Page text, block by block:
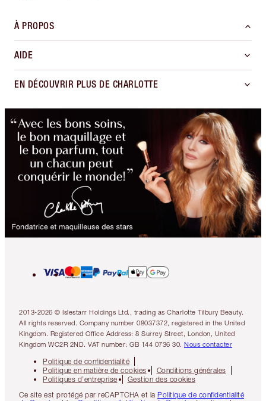
À PROPOS
AIDE
EN DÉCOUVRIR PLUS DE CHARLOTTE
2013-2026 © Islestarr Holdings Ltd., trading as Charlotte Tilbury Beauty.
All rights reserved. Company number 08037372, registered in the United
Kingdom. Registered Office Address: 8 Surrey Street, London, United
Kingdom WC2R 2ND. VAT number: GB 144 0736 30. Nous contacter
Politique de confidentialité
Politique en matière de cookies
Conditions générales
Politiques d’entreprise
Gestion des cookies
Ce site est protégé par reCAPTCHA et la Politique de confidentialité